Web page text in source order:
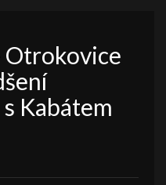
Otrokovice
Kabátem